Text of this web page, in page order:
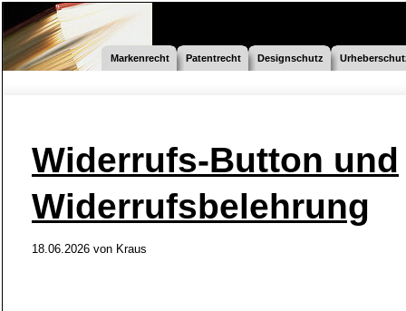
Markenrecht Patentrecht Designschutz
Widerrufs-Button und
Widerrufsbelehrung
18.06.2026 von Kraus